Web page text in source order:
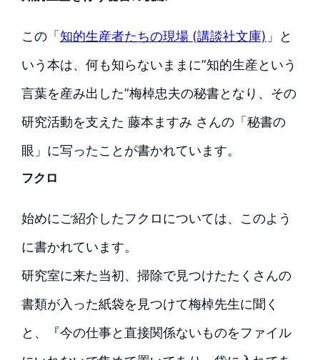
この「 知的生産者たちの現場 (講談社文庫) 」と
いう本は、何も知らないままに”知的生産という
言葉を産み出した”梅棹忠夫の秘書となり、その
研究活動を支えた 藤本ますみ さんの「秘書の
眼」に写ったことが書かれています。
フクロ
始めにご紹介したフクロについては、このよう
に書かれています。
研究室に来た当初、掃除で見つけたたくさんの
書類が入った紙袋を見つけて梅棹先生に聞く
と、『今の仕事と直接関係ないものをファイル